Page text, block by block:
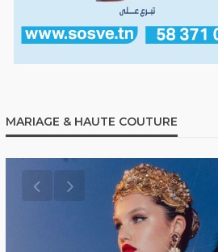
MARIAGE & HAUTE COUTURE